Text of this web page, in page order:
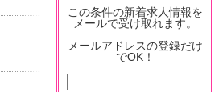
この条件の新着求人情報を
メールで受け取れます。
メールアドレスの登録だけ
でOK！